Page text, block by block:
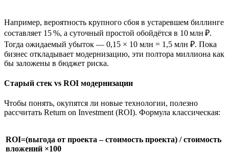
Например, вероятность крупного сбоя в устаревшем биллинге
составляет 15 %, а суточный простой обойдётся в 10 млн ₽.
Тогда ожидаемый убыток — 0,15 × 10 млн = 1,5 млн ₽. Пока
бизнес откладывает модернизацию, эти полтора миллиона как
бы заложены в бюджет риска.
Старый стек vs ROI модернизации
Чтобы понять, окупятся ли новые технологии, полезно
рассчитать Return on Investment (ROI). Формула классическая:
ROI=(выгода от проекта – стоимость проекта) / стоимость
вложений ×100